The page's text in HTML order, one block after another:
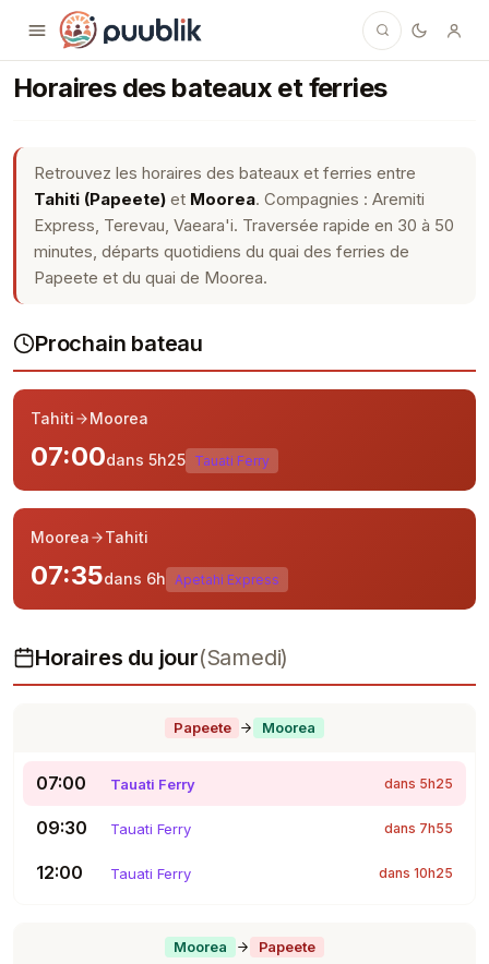
Puublik
Horaires des bateaux et ferries
Retrouvez les horaires des bateaux et ferries entre
Tahiti (Papeete) et Moorea. Compagnies : Aremiti
Express, Terevau, Vaeara'i. Traversée rapide en 30 à 50
minutes, départs quotidiens du quai des ferries de
Papeete et du quai de Moorea.
Prochain bateau
Tahiti Moorea
07:00dans 5h25 Tauati Ferry
Moorea Tahiti
07:35dans 6h Apetahi Express
Horaires du jour(Samedi)
Papeete Moorea
07:00 Tauati Ferry dans 5h25
09:30 Tauati Ferry dans 7h55
12:00 Tauati Ferry dans 10h25
Moorea Papeete